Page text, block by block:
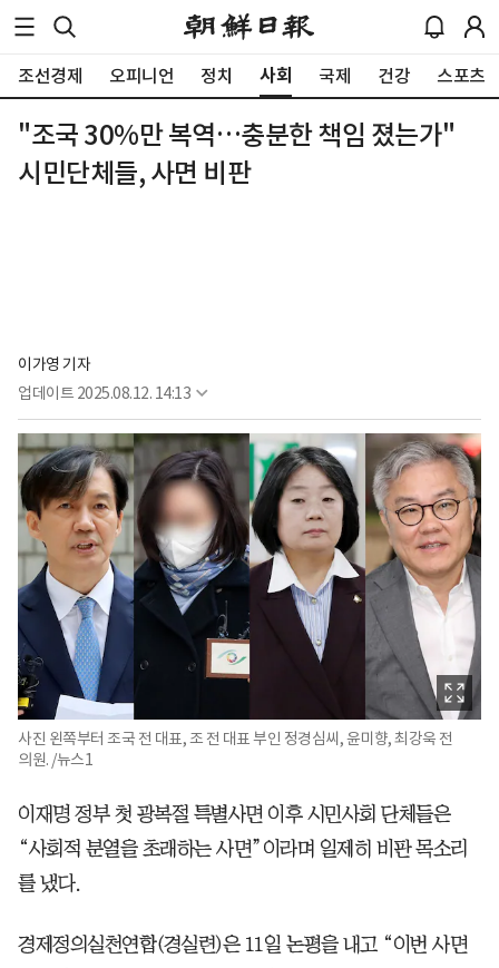
조선경제 오피니언 정치 사회 국제 건강 스포츠
"조국 30%만 복역…충분한 책임 졌는가"
시민단체들, 사면 비판
이가영 기자
업데이트 2025.08.12. 14:13
사진 왼쪽부터 조국 전 대표, 조 전 대표 부인 정경심씨, 윤미향, 최강욱 전
의원. /뉴스1
이재명 정부 첫 광복절 특별사면 이후 시민사회 단체들은
“사회적 분열을 초래하는 사면”이라며 일제히 비판 목소리
를 냈다.
경제정의실천연합(경실련)은 11일 논평을 내고 “이번 사면